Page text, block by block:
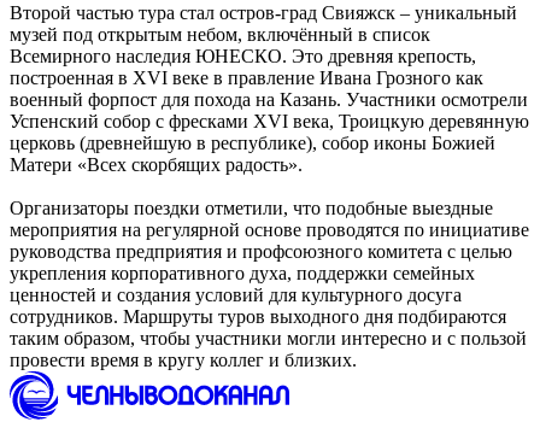
Второй частью тура стал остров-град Свияжск – уникальный
музей под открытым небом, включённый в список
Всемирного наследия ЮНЕСКО. Это древняя крепость,
построенная в XVI веке в правление Ивана Грозного как
военный форпост для похода на Казань. Участники осмотрели
Успенский собор с фресками XVI века, Троицкую деревянную
церковь (древнейшую в республике), собор иконы Божией
Матери «Всех скорбящих радость».
Организаторы поездки отметили, что подобные выездные
мероприятия на регулярной основе проводятся по инициативе
руководства предприятия и профсоюзного комитета с целью
укрепления корпоративного духа, поддержки семейных
ценностей и создания условий для культурного досуга
сотрудников. Маршруты туров выходного дня подбираются
таким образом, чтобы участники могли интересно и с пользой
провести время в кругу коллег и близких.